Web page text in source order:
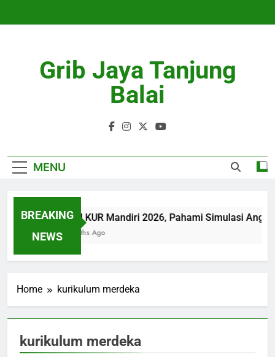
Grib Jaya Tanjung
Balai
MENU
BREAKING
NEWS
Tabel KUR Mandiri 2026, Pahami Simulasi
4 Months Ago
Home kurikulum merdeka
kurikulum merdeka